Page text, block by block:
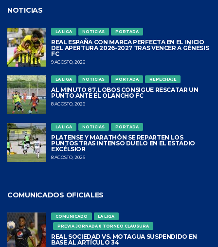
NOTICIAS
LA LIGA NOTICIAS PORTADA
REAL ESPAÑA CON MARCA PERFECTA EN EL INICIO
DEL APERTURA 2026-2027 TRAS VENCER A GÉNESIS
FC
9 AGOSTO, 2026
LA LIGA NOTICIAS PORTADA REPECHAJE
AL MINUTO 87, LOBOS CONSIGUE RESCATAR UN
PUNTO ANTE EL OLANCHO FC
8 AGOSTO, 2026
LA LIGA NOTICIAS PORTADA
PLATENSE Y MARATHÓN SE REPARTEN LOS
PUNTOS TRAS INTENSO DUELO EN EL ESTADIO
EXCÉLSIOR
8 AGOSTO, 2026
COMUNICADOS OFICIALES
COMUNICADO
LA LIGA
PREVIA JORNADA 8 TORNEO CLAUSURA
REAL SOCIEDAD VS. MOTAGUA SUSPENDIDO EN
BASE AL ARTÍCULO 34